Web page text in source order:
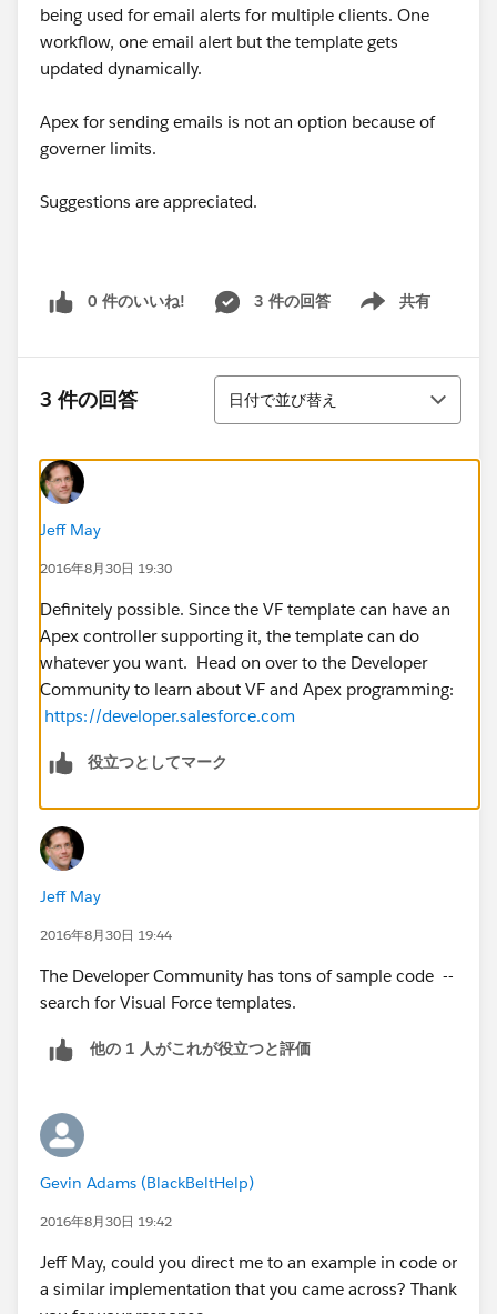
being used for email alerts for multiple clients. One
workflow, one email alert but the template gets
updated dynamically.
Apex for sending emails is not an option because of
governer limits.
Suggestions are appreciated.
0 件のいいね! 3 件の回答 共有
Show menu
3 件の回答
並び替え
日付で並び替え
Jeff May
2016年8月30日 19:30
Definitely possible. Since the VF template can have an
Apex controller supporting it, the template can do
whatever you want. Head on over to the Developer
Community to learn about VF and Apex programming:
https://developer.salesforce.com
役立つとしてマーク
Jeff May
2016年8月30日 19:44
The Developer Community has tons of sample code --
search for Visual Force templates.
他の 1 人がこれが役立つと評価
Gevin Adams (BlackBeltHelp)
2016年8月30日 19:42
Jeff May, could you direct me to an example in code or
a similar implementation that you came across? Thank